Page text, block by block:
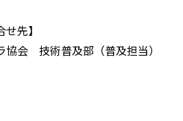
先】
協会 技術普及部（普及担当）